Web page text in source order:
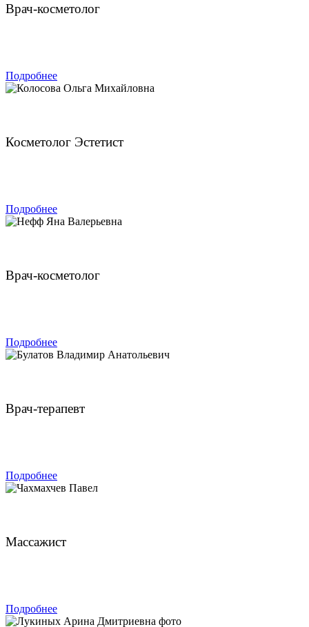
Врач-косметолог
Подробнее
Косметолог Эстетист
Подробнее
Врач-косметолог
Подробнее
Врач-терапевт
Подробнее
Массажист
Подробнее